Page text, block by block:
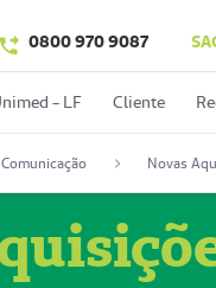
0800 970 9087
- LF Cliente
Comunicação Novas